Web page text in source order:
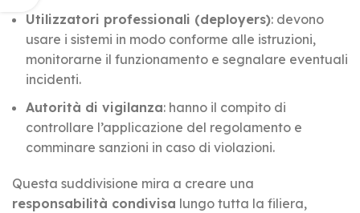
Utilizzatori professionali (deployers): devono
usare i sistemi in modo conforme alle istruzioni,
monitorarne il funzionamento e segnalare eventuali
incidenti.
Autorità di vigilanza: hanno il compito di
controllare l’applicazione del regolamento e
comminare sanzioni in caso di violazioni.
Questa suddivisione mira a creare una
responsabilità condivisa lungo tutta la filiera,